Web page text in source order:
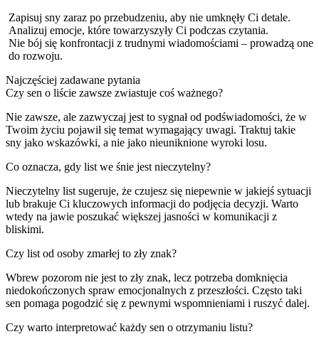
Zapisuj sny zaraz po przebudzeniu, aby nie umknęły Ci detale.
Analizuj emocje, które towarzyszyły Ci podczas czytania.
Nie bój się konfrontacji z trudnymi wiadomościami – prowadzą one
do rozwoju.
Najczęściej zadawane pytania
Czy sen o liście zawsze zwiastuje coś ważnego?
Nie zawsze, ale zazwyczaj jest to sygnał od podświadomości, że w
Twoim życiu pojawił się temat wymagający uwagi. Traktuj takie
sny jako wskazówki, a nie jako nieuniknione wyroki losu.
Co oznacza, gdy list we śnie jest nieczytelny?
Nieczytelny list sugeruje, że czujesz się niepewnie w jakiejś sytuacji
lub brakuje Ci kluczowych informacji do podjęcia decyzji. Warto
wtedy na jawie poszukać większej jasności w komunikacji z
bliskimi.
Czy list od osoby zmarłej to zły znak?
Wbrew pozorom nie jest to zły znak, lecz potrzeba domknięcia
niedokończonych spraw emocjonalnych z przeszłości. Często taki
sen pomaga pogodzić się z pewnymi wspomnieniami i ruszyć dalej.
Czy warto interpretować każdy sen o otrzymaniu listu?